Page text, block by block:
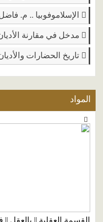
الإسلاموفوبيا .. م.
مدخل في مقارنة
تاريخ الحضارات
المواد